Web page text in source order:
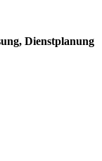
Dienstplanung